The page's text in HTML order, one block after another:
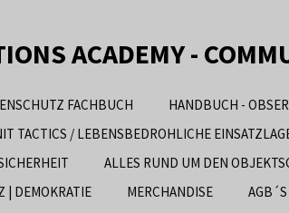
ACADEMY -
FACHBUCH HANDBUCH -
TACTICS / LEBENSBEDROHLICHE
ALLES RUND UM DEN
| DEMOKRATIE
MERCHANDISE